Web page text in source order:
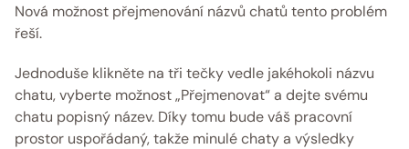
Nová možnost přejmenování názvů chatů tento problém
řeší.
Jednoduše klikněte na tři tečky vedle jakéhokoli názvu
chatu, vyberte možnost „Přejmenovat“ a dejte svému
chatu popisný název. Díky tomu bude váš pracovní
prostor uspořádaný, takže minulé chaty a výsledky